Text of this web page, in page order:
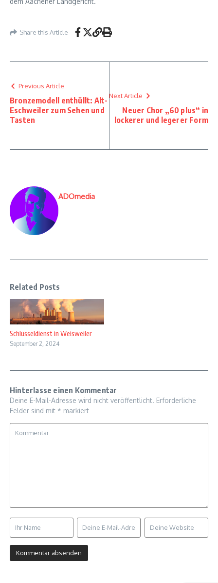
Share this Article
Previous Article
Bronzemodell enthüllt: Alt-
Eschweiler zum Sehen und
Tasten
Next Article
Neuer Chor „60 plus“ in
lockerer und legerer Form
ADOmedia
Related Posts
Schlüsseldienst in Weisweiler
September 2, 2024
Hinterlasse einen Kommentar
Deine E-Mail-Adresse wird nicht veröffentlicht. Erforderliche
Felder sind mit * markiert